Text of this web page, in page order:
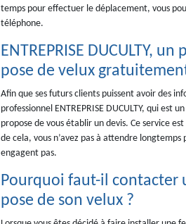
temps pour effectuer le déplacement, vous
téléphone.
ENTREPRISE DUCULTY,
pose de velux
Afin que ses futurs clients puissent avoir des
professionnel ENTREPRISE DUCULTY, qui
propose de vous établir un devis. Ce service
de cela, vous n’avez pas à attendre
engagent pas.
Pourquoi faut-il contacter
pose de son velux ?